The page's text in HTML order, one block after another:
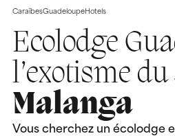
CaraïbesGuadeloupeHotels
Ecolodge
l’exotisme du
Malanga
Vous cherchez un écolodge